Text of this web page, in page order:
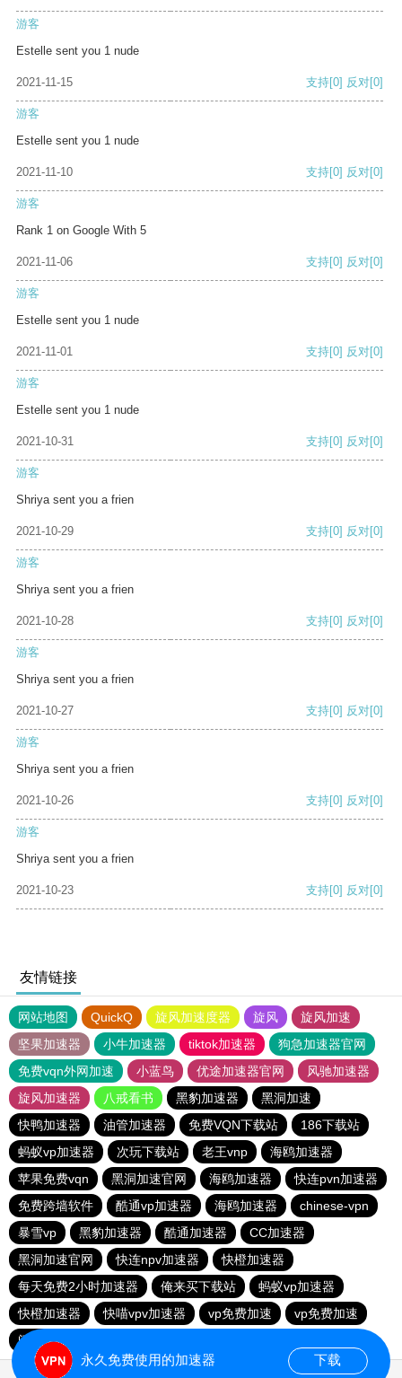
游客
Estelle sent you 1 nude
2021-11-15 支持[0] 反对[0]
游客
Estelle sent you 1 nude
2021-11-10 支持[0] 反对[0]
游客
Rank 1 on Google With 5
2021-11-06 支持[0] 反对[0]
游客
Estelle sent you 1 nude
2021-11-01 支持[0] 反对[0]
游客
Estelle sent you 1 nude
2021-10-31 支持[0] 反对[0]
游客
Shriya sent you a frien
2021-10-29 支持[0] 反对[0]
游客
Shriya sent you a frien
2021-10-28 支持[0] 反对[0]
游客
Shriya sent you a frien
2021-10-27 支持[0] 反对[0]
游客
Shriya sent you a frien
2021-10-26 支持[0] 反对[0]
游客
Shriya sent you a frien
2021-10-23 支持[0] 反对[0]
友情链接
网站地图 QuickQ 旋风加速度器 旋风
旋风加速
坚果加速器
小牛加速器 tiktok加速器
狗急加速器官网
免费vqn外网加速
小蓝鸟 优途加速器官网
风驰加速器
旋风加速器
八戒看书 黑豹加速器
黑洞加速
快鸭加速器
油管加速器 免费VQN下载站
186下载站
蚂蚁vp加速器
次玩下载站 老王vnp
海鸥加速器
苹果免费vqn
黑洞加速官网 海鸥加速器
快连pvn加速器
免费跨墙软件
酷通vp加速器 海鸥加速器
chinese-vpn
暴雪vp
黑豹加速器 酷通加速器
CC加速器
黑洞加速官网
快连npv加速器
快橙加速器
每天免费2小时加速器
俺来买下载站
蚂蚁vp加速器
快橙加速器
快喵vpv加速器 vp免费加速
vp免费加速
闪电猫加速器-speedcat
永久免费使用的加速器 下载